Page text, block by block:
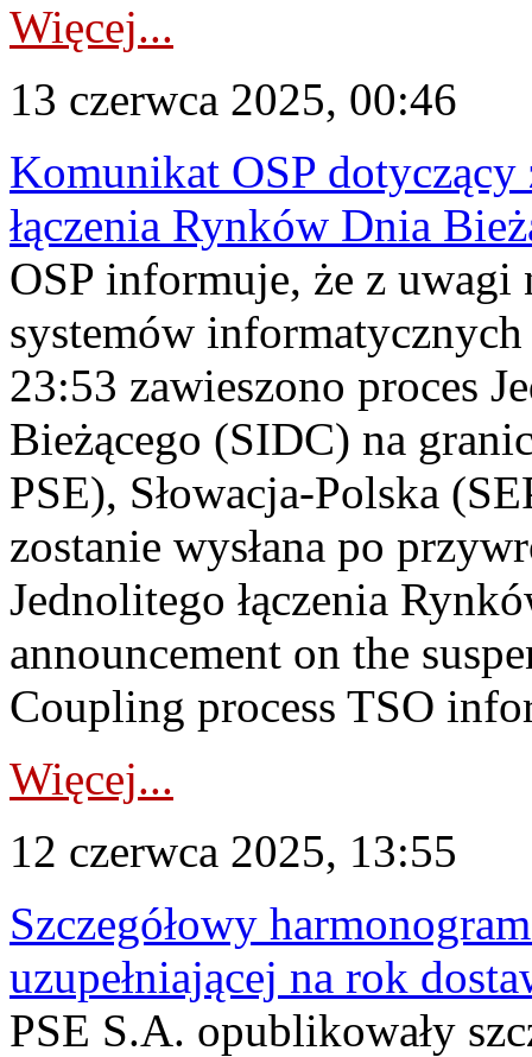
Więcej...
13 czerwca 2025, 00:46
Komunikat OSP dotyczący
łączenia Rynków Dnia
OSP informuje, że z uwagi
systemów
23:53 zawieszono proces
Bieżącego (SIDC) na
PSE), Słowacja-Polska
zostanie wysłana po
Jednolitego łączenia
announcement on the
Coupling process TSO
Więcej...
12 czerwca 2025, 13:55
Szczegółowy
uzupełniającej na rok
PSE S.A. opublikowały